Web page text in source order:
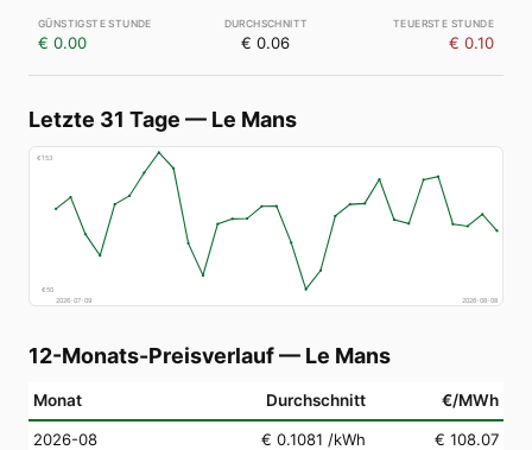
€ 0.00 € 0.06 € 0.10
Letzte 31 Tage — Le Mans
€153
€50
2026-07-09
2026-08-08
12-Monats-Preisverlauf— Le Mans
Monat Durchschnitt €/MWh
2026-08 € 0.1081 /kWh
€ 108.07